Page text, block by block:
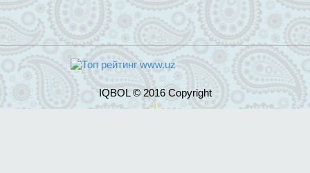
IQBOL © 2016 Copyright